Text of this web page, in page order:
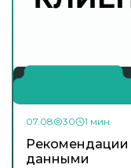
07.08 30 1 мин
Рекомендации
данными